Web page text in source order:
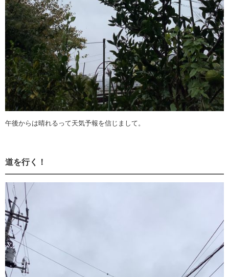
午後からは晴れるって天気予報を信じまして。
道を行く！